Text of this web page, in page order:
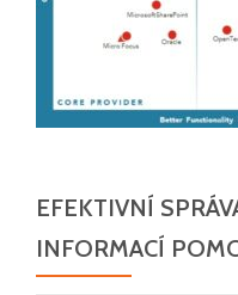
EFEKTIVNÍ
INFORMACÍ